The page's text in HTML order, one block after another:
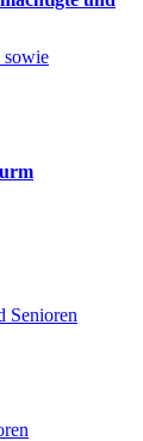
sowie
Senioren